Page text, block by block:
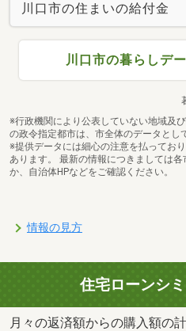
川口市の住まいの給付金
川口市の暮らしデ
※行政機関により公表していない地域及
の政令指定都市は、市全体のデータとし
※提供データには細心の注意を払ってお
あります。 最新の情報につきましては
か、自治体HPなどをご確認ください。
情報の見方
住宅ローンシ
月々の返済額からの購入額の